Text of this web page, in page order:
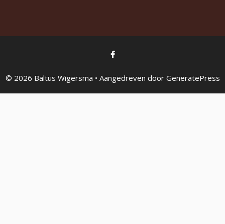
© 2026 Baltus Wigersma • Aangedreven door GeneratePress